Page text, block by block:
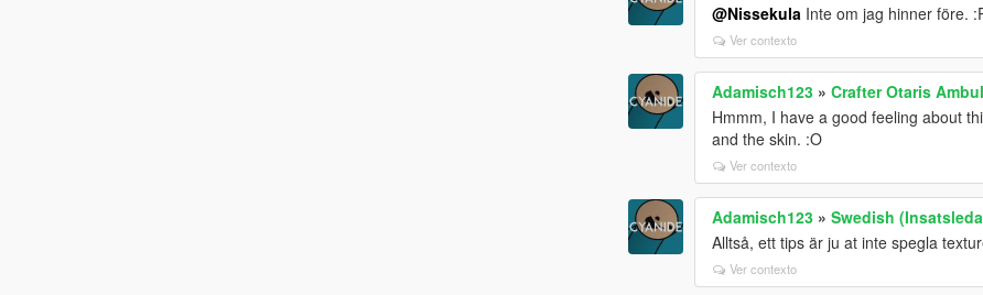
@Nissekula Inte om jag hinner före.
Ver contexto
Adamisch123 »Crafter Otaris
Hmmm, I have a good feeling about
and the skin. :O
Ver contexto
Adamisch123 »Swedish
Alltså, ett tips är ju at inte spegla
Ver contexto